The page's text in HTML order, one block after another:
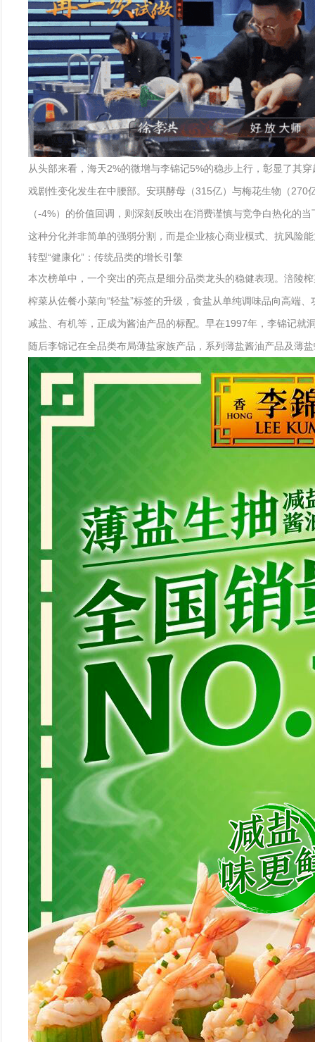
从头部来看，海天2%的微增与李锦记5%的稳步上行，彰显了其
戏剧性变化发生在中腰部。安琪酵母（315亿）与梅花生物（
（-4%）的价值回调，则深刻反映出在消费谨慎与竞争白热化的
这种分化并非简单的强弱分割，而是企业核心商业模式、抗风险
转型“健康化”：传统品类的增长引擎
本次榜单中，一个突出的亮点是细分品类龙头的稳健表现。涪陵
榨菜从佐餐小菜向“轻盐”标签的升级，食盐从单纯调味品向高端
减盐、有机等，正成为酱油产品的标配。早在1997年，李锦记就
随后李锦记在全品类布局薄盐家族产品，系列薄盐酱油产品及薄